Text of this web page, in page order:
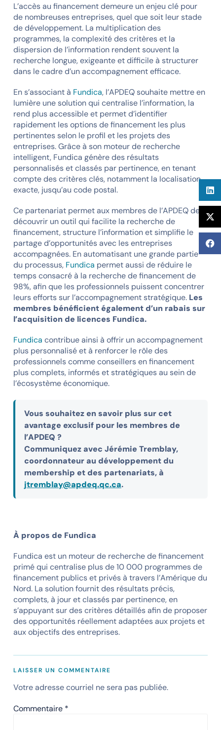
L’accès au financement demeure un enjeu clé pour
de nombreuses entreprises, quel que soit leur stade
de développement. La multiplication des
programmes, la complexité des critères et la
dispersion de l’information rendent souvent la
recherche longue, exigeante et difficile à structurer
dans le cadre d’un accompagnement efficace.
En s’associant à Fundica, l’APDEQ souhaite mettre en
lumière une solution qui centralise l’information, la
rend plus accessible et permet d’identifier
rapidement les options de financement les plus
pertinentes selon le profil et les projets des
entreprises. Grâce à son moteur de recherche
intelligent, Fundica génère des résultats
personnalisés et classés par pertinence, en tenant
compte des critères clés, notamment la localisation
exacte, jusqu’au code postal.
Ce partenariat permet aux membres de l’APDEQ de
découvrir un outil qui facilite la recherche de
financement, structure l’information et simplifie le
partage d’opportunités avec les entreprises
accompagnées. En automatisant une grande partie
du processus, Fundica permet aussi de réduire le
temps consacré à la recherche de financement de
98%, afin que les professionnels puissent concentrer
leurs efforts sur l’accompagnement stratégique. Les
membres bénéficient également d’un rabais sur
l’acquisition de licences Fundica.
Fundica contribue ainsi à offrir un accompagnement
plus personnalisé et à renforcer le rôle des
professionnels comme conseillers en financement
plus complets, informés et stratégiques au sein de
l’écosystème économique.
Vous souhaitez en savoir plus sur cet
avantage exclusif pour les membres de
l’APDEQ ?
Communiquez avec Jérémie Tremblay,
coordonnateur au développement du
membership et des partenariats, à
jtremblay@apdeq.qc.ca.
À propos de Fundica
Fundica est un moteur de recherche de financement
primé qui centralise plus de 10 000 programmes de
financement publics et privés à travers l’Amérique du
Nord. La solution fournit des résultats précis,
complets, à jour et classés par pertinence, en
s’appuyant sur des critères détaillés afin de proposer
des opportunités réellement adaptées aux projets et
aux objectifs des entreprises.
LAISSER UN COMMENTAIRE
Votre adresse courriel ne sera pas publiée.
Commentaire *